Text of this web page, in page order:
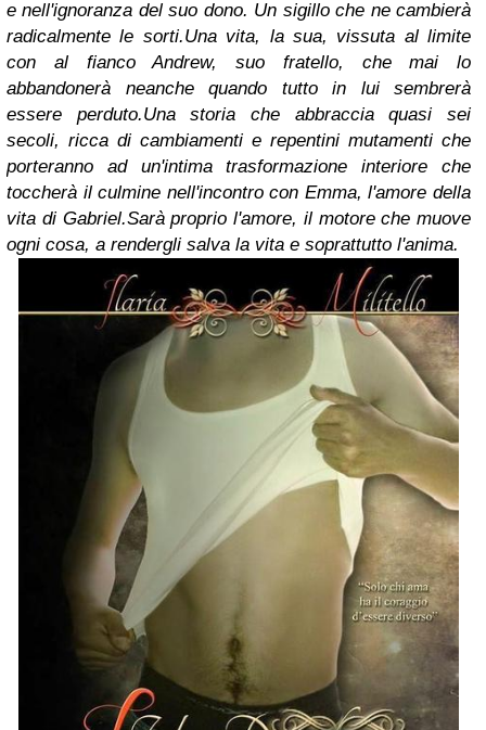
e nell'ignoranza del suo dono. Un sigillo che ne cambierà
radicalmente le sorti.Una vita, la sua, vissuta al limite
con al fianco Andrew, suo fratello, che mai lo
abbandonerà neanche quando tutto in lui sembrerà
essere perduto.Una storia che abbraccia quasi sei
secoli, ricca di cambiamenti e repentini mutamenti che
porteranno ad un'intima trasformazione interiore che
toccherà il culmine nell'incontro con Emma, l'amore della
vita di Gabriel.Sarà proprio l'amore, il motore che muove
ogni cosa, a rendergli salva la vita e soprattutto l'anima.